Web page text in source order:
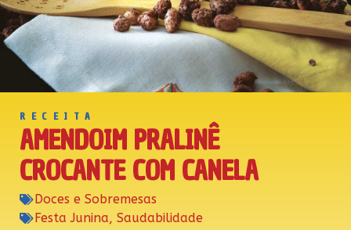
RECEITA
AMENDOIM PRALINÊ
CROCANTE COM CANELA
Doces e Sobremesas
Festa Junina, Saudabilidade